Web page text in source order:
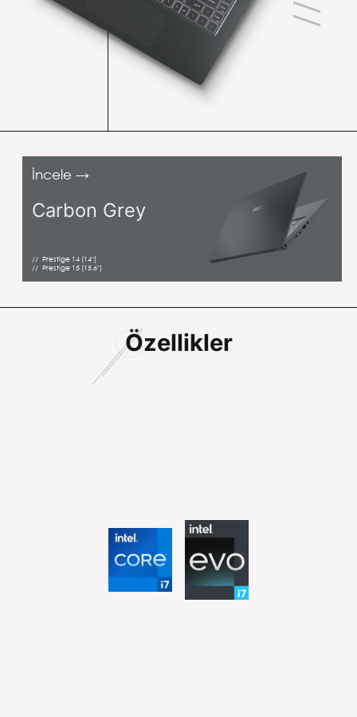
Carbon Grey
İncele
Prestige 14 (14")
Prestige 15 (15.6")
Özellikler